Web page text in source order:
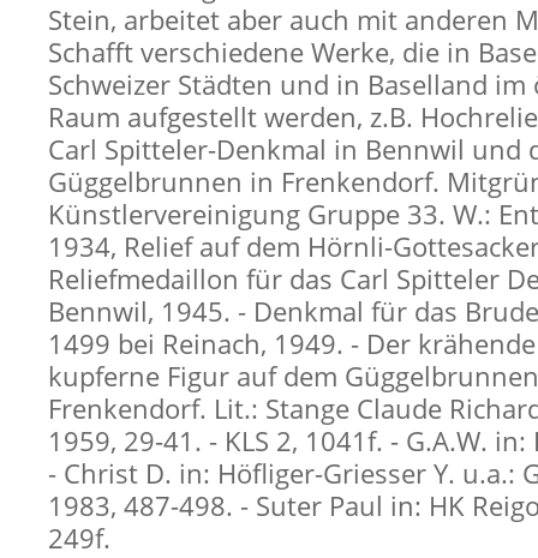
Stein, arbeitet aber auch mit anderen
Schafft verschiedene Werke, die in
Schweizer Städten und in Baselland
Raum aufgestellt werden, z.B.
Carl Spitteler-Denkmal in Bennwil und
Güggelbrunnen in Frenkendorf.
Künstlervereinigung Gruppe 33. W.:
1934, Relief auf dem Hörnli-
Reliefmedaillon für das Carl Spitteler
Bennwil, 1945. - Denkmal für das
1499 bei Reinach, 1949. - Der
kupferne Figur auf dem
Frenkendorf. Lit.: Stange Claude
1959, 29-41. - KLS 2, 1041f. - G.A.W.
- Christ D. in: Höfliger-Griesser Y. u.a.:
1983, 487-498. - Suter Paul in: HK
249f.